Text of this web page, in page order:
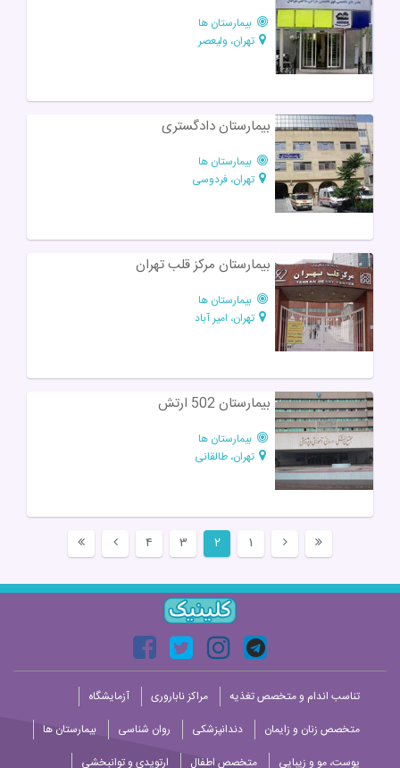
بیمارستان ها
تهران، ولیعصر
بیمارستان دادگستری
بیمارستان ها
تهران، فردوسی
بیمارستان مرکز قلب تهران
بیمارستان ها
تهران، امیر آباد
بیمارستان 502 ارتش
بیمارستان ها
تهران، طالقانی
۱ ۲ ۳ ۴
تناسب اندام و متخصص تغذیه مراکز ناباروری
آزمایشگاه
متخصص زنان و زایمان
دندانپزشکی روان شناسی
بیمارستان ها
پوست، مو و زیبایی
متخصص اطفال ارتوپدی و توانبخشی